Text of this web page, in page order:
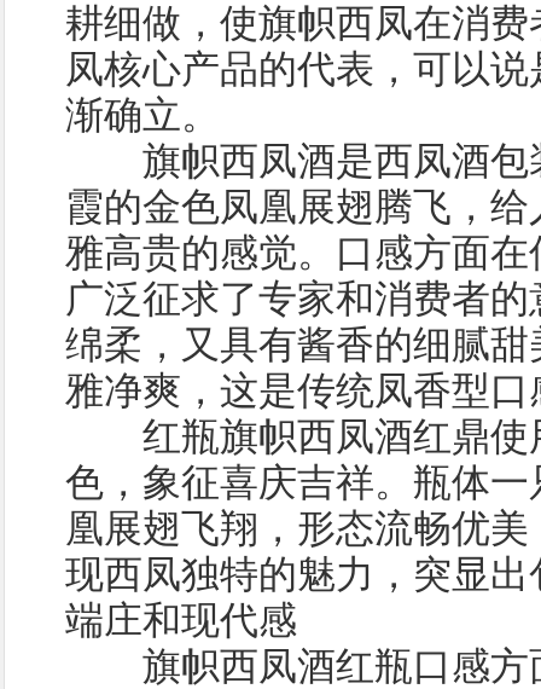
耕细做，使旗帜西凤在消
凤核心产品的代表，可以
渐确立。
旗帜西凤酒是西凤酒包
霞的金色凤凰展翅腾飞，
雅高贵的感觉。口感方面
广泛征求了专家和消费者
绵柔，又具有酱香的细腻
雅净爽，这是传统凤香型
红瓶旗帜西凤酒红鼎使
色，象征喜庆吉祥。瓶体
凰展翅飞翔，形态流畅优
现西凤独特的魅力，突显
端庄和现代感
旗帜西凤酒红瓶口感方